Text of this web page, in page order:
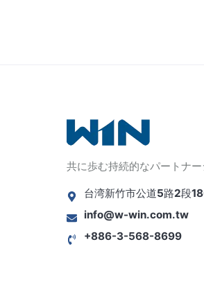
共に歩む持続的なパートナ
台湾新竹市公道5路2段
info@w-win.com.tw
+886-3-568-8699